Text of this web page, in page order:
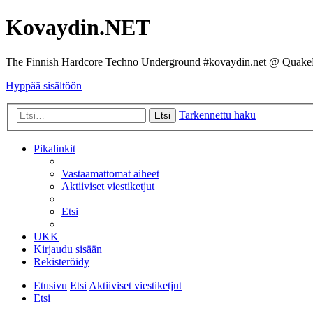
Kovaydin.NET
The Finnish Hardcore Techno Underground #kovaydin.net @
Hyppää sisältöön
Etsi Tarkennettu haku
Pikalinkit
Vastaamattomat aiheet
Aktiiviset viestiketjut
Etsi
UKK
Kirjaudu sisään
Rekisteröidy
Etusivu EtsiAktiiviset viestiketjut
Etsi